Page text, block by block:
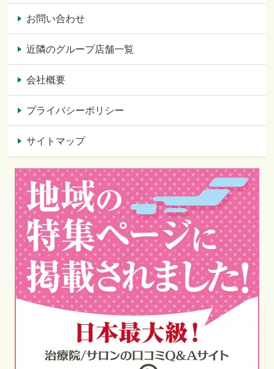
お問い合わせ
近隣のグループ店舗一覧
会社概要
プライバシーポリシー
サイトマップ